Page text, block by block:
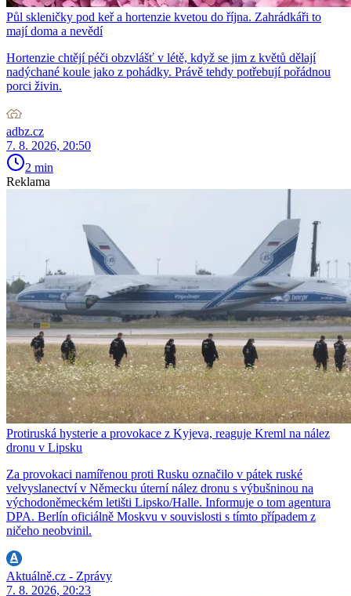
Půl skleničky pod keř a hortenzie kvetou do října. Zahrádkáři to
mají doma a nevědí
Hortenzie chtějí péči obzvlášť v létě, když se jim z květů dělají
nadýchané koule jako z pohádky. Právě tehdy potřebují pořádnou
porci živin.
adbz.cz
7. 8. 2026, 20:50
2 min
Reklama
Protiruská hysterie a provokace z Kyjeva, reaguje Kreml na nález
dronu v Lipsku
Za provokaci namířenou proti Rusku označilo v pátek ruské
velvyslanectví v Německu úterní nález dronu s výbušninou na
východoněmeckém letišti Lipsko/Halle. Informuje o tom agentura
DPA. Berlín oficiálně Moskvu v souvislosti s tímto případem z
ničeho neobvinil.
Aktuálně.cz - Zprávy
7. 8. 2026, 20:23